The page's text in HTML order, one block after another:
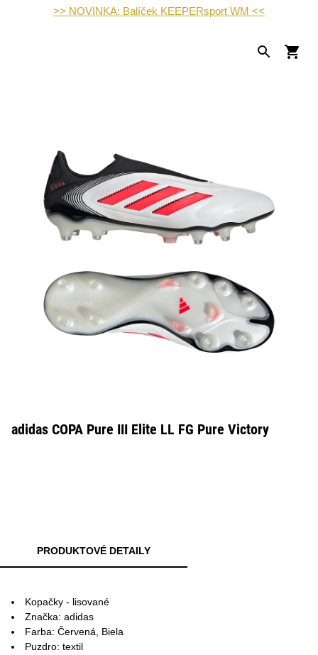
>> NOVINKA: Balíček KEEPERsport WM <<
adidas COPA Pure III Elite LL FG Pure Victory
PRODUKTOVÉ DETAILY
Kopačky - lisované
Značka: adidas
Farba: Červená, Biela
Puzdro: textil